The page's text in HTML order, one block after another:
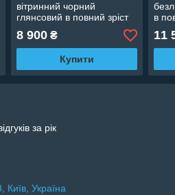
вітринний чорний
глянсовий в повний зріст
для магазину (+ Відео)
8 900₴
Купити
в
11
за рік
Київ, Україна